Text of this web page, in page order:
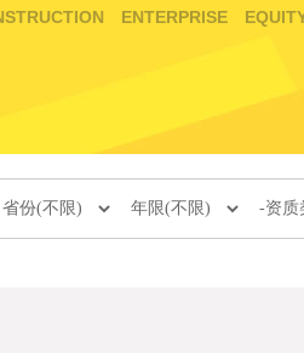
ENTERPRISE